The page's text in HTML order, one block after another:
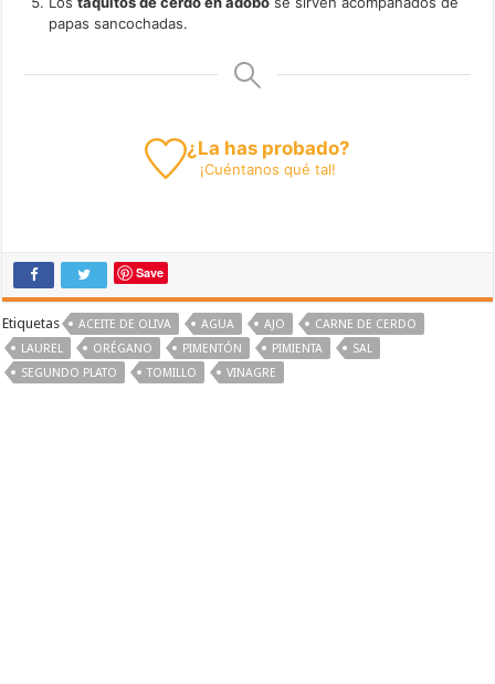
papas sancochadas.
¿La has probado?
¡Cuéntanos qué tal!
Save
Etiquetas ACEITE DE OLIVA AGUA AJO
CARNE DE CERDO
LAUREL
ORÉGANO PIMENTÓN PIMIENTA
SAL
SEGUNDO PLATO
TOMILLO VINAGRE